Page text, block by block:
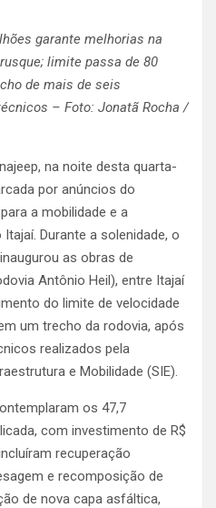
garante melhorias na
limite passa de 80
de mais de seis
– Foto: Jonatã Rocha /
na noite desta quarta-
por anúncios do
a mobilidade e a
Durante a solenidade, o
as obras de
Antônio Heil), entre Itajaí
do limite de velocidade
um trecho da rodovia, após
realizados pela
e Mobilidade (SIE).
os 47,7
com investimento de R$
recuperação
e recomposição de
de nova capa asfáltica,